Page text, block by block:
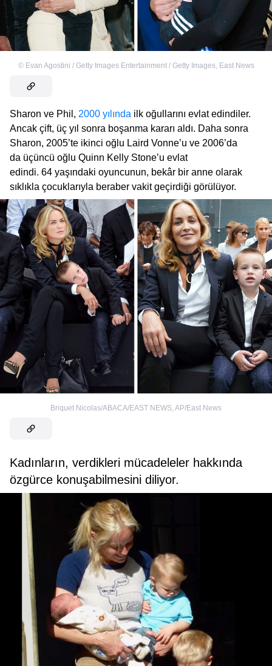
© Evan Agostini / Getty Images Entertainment / Getty Images, East News
Sharon ve Phil, 2000 yılında ilk oğullarını evlat edindiler.
Ancak çift, üç yıl sonra boşanma kararı aldı. Daha sonra
Sharon, 2005’te ikinci oğlu Laird Vonne’u ve 2006’da
da üçüncü oğlu Quinn Kelly Stone’u evlat
edindi. 64 yaşındaki oyuncunun, bekâr bir anne olarak
sıklıkla çocuklarıyla beraber vakit geçirdiği görülüyor.
Briquet Nicolas/ABACA/EAST NEWS AP/East News
Kadınların, verdikleri mücadeleler hakkında
özgürce konuşabilmesini diliyor.